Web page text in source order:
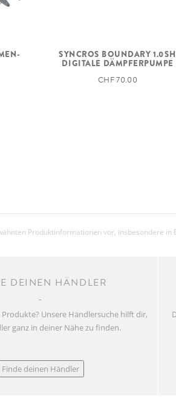
(CA.)
SYSTEMGEWICHT
SYNCROS BOUNDARY 1.0SH
DIGITALE DÄMPFERPUMPE
CHF 70.00
Produktinformationen vor, insbesondere in
DEINEN HÄNDLER
Unsere Händlersuche hilft dir,
ganz in deiner Nähe zu finden.
Finde deinen Händler